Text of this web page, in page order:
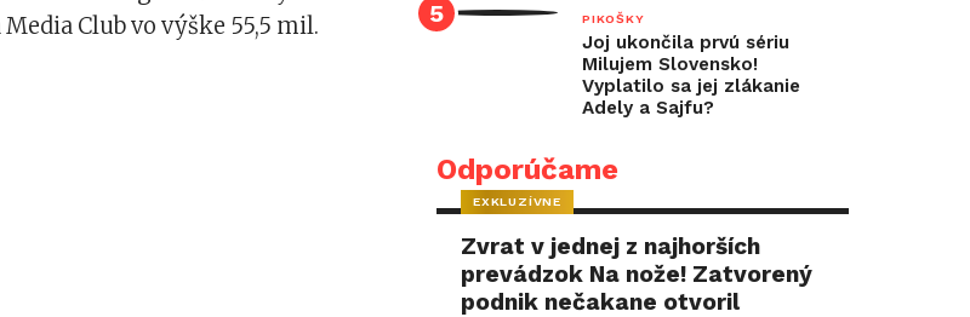
Club vo výške 55,5 mil.
PIKOŠKY
Joj ukončila prvú sériu
Milujem Slovensko!
Vyplatilo sa jej zlákanie
Adely a Sajfu?
Odporúčame
EXKLUZÍVNE
Zvrat v jednej z najhorších
prevádzok Na nože! Zatvorený
podnik nečakane otvoril